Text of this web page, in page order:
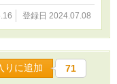
登録日 2024.07.08
りに追加 71